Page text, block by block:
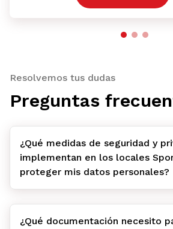
Resolvemos tus dudas
Preguntas
¿Qué medidas de seguridad y
implementan en los locales
proteger mis datos personales?
¿Qué documentación necesito